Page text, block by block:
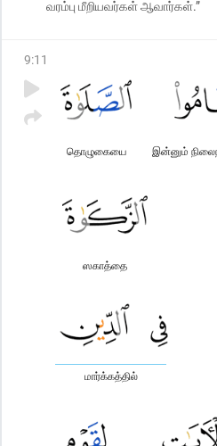
வரம்பு மீறியவர்கள் ஆவார்கள்.”
9:11
இன்னும்
தொழுகையை
ஸகாத்தை
மார்க்கத்தில்